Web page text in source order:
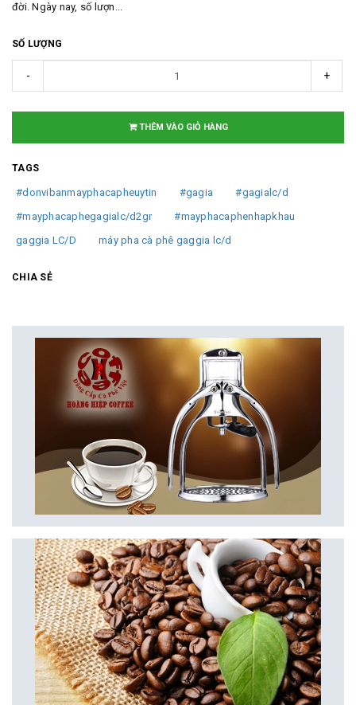
đời. Ngày nay, số lượn...
SỐ LƯỢNG
- +
THÊM VÀO GIỎ HÀNG
TAGS
#donvibanmayphacapheuytin #gagia
#gagialc/d
#mayphacaphegagialc/d2gr
#mayphacaphenhapkhau
gaggia LC/D
máy pha cà phê gaggia lc/d
CHIA SẺ